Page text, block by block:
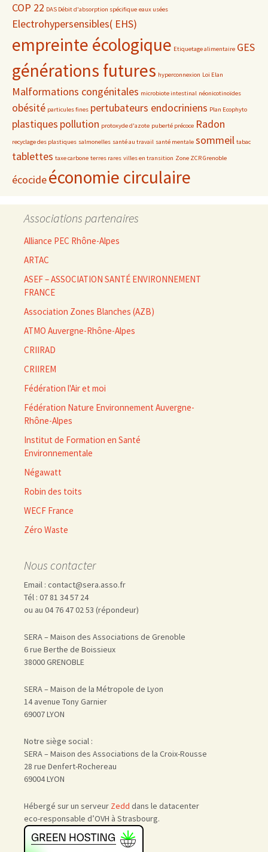
COP 22 DAS Débit d'absorption spécifique eaux usées
Electrohypersensibles( EHS)
empreinte écologique Etiquetage alimentaire GES
générations futures hyperconnexion Loi Elan
Malformations congénitales microbiote intestinal néonicotinoïdes
obésité particules fines pertubateurs endocriniens Plan Ecophyto
plastiques pollution protoxyde d'azote puberté précoce Radon
recyclage des plastiques salmonelles santé au travail santé mentale sommeil tabac
tablettes taxe carbone terres rares villes en transition Zone ZCR Grenoble
écocideéconomie circulaire
Associations partenaires
Alliance PEC Rhône-Alpes
ARTAC
ASEF – ASSOCIATION SANTÉ ENVIRONNEMENT
FRANCE
Association Zones Blanches (AZB)
ATMO Auvergne-Rhône-Alpes
CRIIRAD
CRIIREM
Fédération l'Air et moi
Fédération Nature Environnement Auvergne-
Rhône-Alpes
Institut de Formation en Santé
Environnementale
Négawatt
Robin des toits
WECF France
Zéro Waste
Nous contacter
Email : contact@sera.asso.fr
Tél : 07 81 34 57 24
ou au 04 76 47 02 53 (répondeur)
SERA – Maison des Associations de Grenoble
6 rue Berthe de Boissieux
38000 GRENOBLE
SERA – Maison de la Métropole de Lyon
14 avenue Tony Garnier
69007 LYON
Notre siège social :
SERA – Maison des Associations de la Croix-Rousse
28 rue Denfert-Rochereau
69004 LYON
Hébergé sur un serveur Zedd dans le datacenter
eco-responsable d’OVH à Strasbourg.